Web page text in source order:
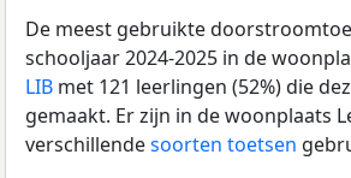
De meest gebruikte
schooljaar 2024-2025 in de
LIB met 121 leerlingen (52%) die
gemaakt. Er zijn in de woonplaats
verschillendesoorten toetsen